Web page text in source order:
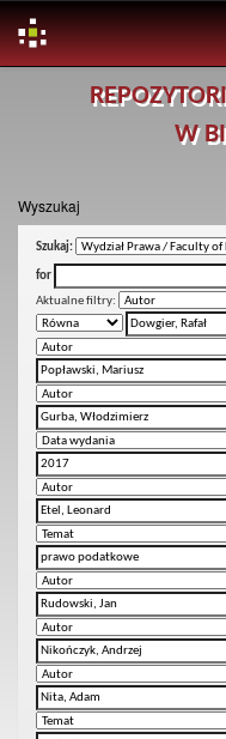
W
Wyszukaj
Szukaj:
for
Aktualne filtry: